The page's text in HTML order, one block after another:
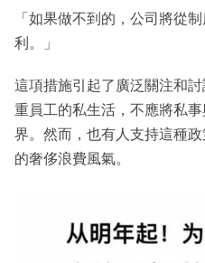
「如果做不到的，公司將從
利。」
這項措施引起了廣泛關注和
重員工的私生活，不應將私
界。然而，也有人支持這種
的奢侈浪費風氣。